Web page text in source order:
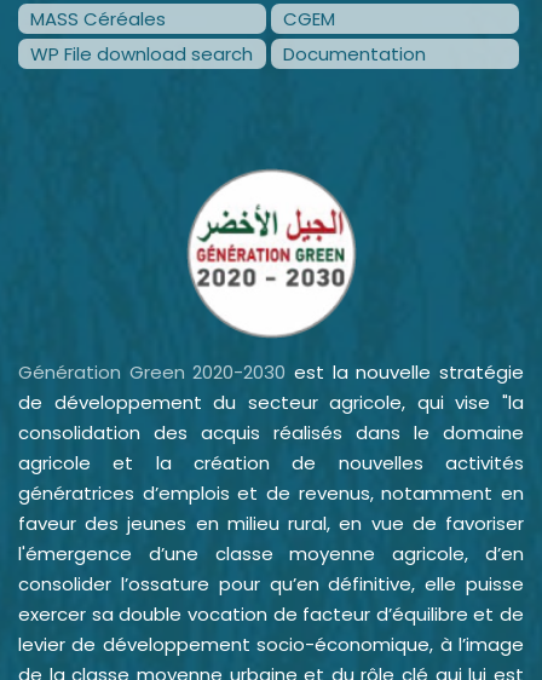
MASS Céréales
CGEM
WP File download search
Documentation
Génération Green 2020-2030 est la nouvelle stratégie
de développement du secteur agricole, qui vise "la
consolidation des acquis réalisés dans le domaine
agricole et la création de nouvelles activités
génératrices d’emplois et de revenus, notamment en
faveur des jeunes en milieu rural, en vue de favoriser
l'émergence d’une classe moyenne agricole, d’en
consolider l’ossature pour qu’en définitive, elle puisse
exercer sa double vocation de facteur d’équilibre et de
levier de développement socio-économique, à l’image
de la classe moyenne urbaine et du rôle clé qui lui est